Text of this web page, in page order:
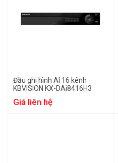
Đầu ghi hình AI 16 kênh
KBVISION KX-DAi8416H3
Giá liên hệ